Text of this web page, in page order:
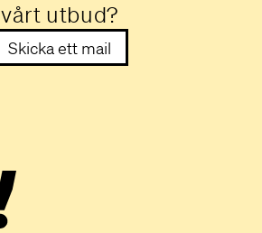
vårt utbud?
Skicka ett mail